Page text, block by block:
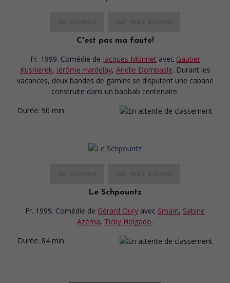
C'est pas ma faute!
Fr. 1999. Comédie de Jacques Monnet avec Gautier
Kusnierek, Jérôme Hardelay, Arielle Dombasle. Durant les
vacances, deux bandes de gamins se disputent une cabane
construite dans un baobab centenaire.
Durée: 90 min.
Le Schpountz
Fr. 1999. Comédie de Gérard Oury avec Smaïn, Sabine
Azéma, Ticky Holgado.
Durée: 84 min.